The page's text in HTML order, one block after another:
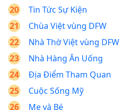
Tin Tức Sự Kiện
Chùa Việt vùng DFW
Nhà Thờ Việt vùng DFW
Nhà Hàng Ăn Uống
Địa Điểm Tham Quan
Cuộc Sống Mỹ
Mẹ và Bé